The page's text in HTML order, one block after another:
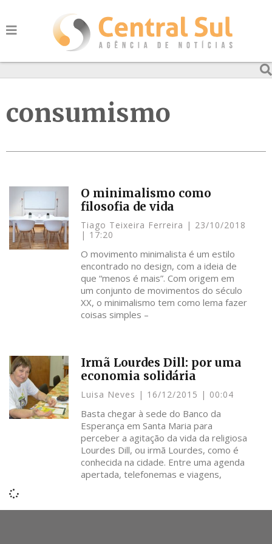
consumismo
O minimalismo como
filosofia de vida
Tiago Teixeira Ferreira
23/10/2018
17:20
O movimento minimalista é um estilo
encontrado no design, com a ideia de
que “menos é mais”. Com origem em
um conjunto de movimentos do século
XX, o minimalismo tem como lema fazer
coisas simples –
Irmã Lourdes Dill: por uma
economia solidária
Luisa Neves 16/12/2015 00:04
Basta chegar à sede do Banco da
Esperança em Santa Maria para
perceber a agitação da vida da religiosa
Lourdes Dill, ou irmã Lourdes, como é
conhecida na cidade. Entre uma agenda
apertada, telefonemas e viagens,